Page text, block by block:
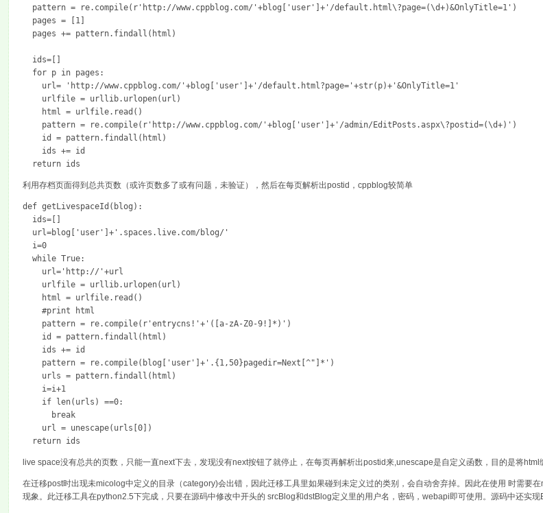
  pattern = re.compile(r'http://www.cppblog.com/'+blog['user']+'/default.html\?page=(\d+)&OnlyTitle=1')
  pages = [1]
  pages += pattern.findall(html)
  ids=[]
  for p in pages:
    url= 'http://www.cppblog.com/'+blog['user']+'/default.html?page='+str(p)+'&OnlyTitle=1'
    urlfile = urllib.urlopen(url)
    html = urlfile.read()
    pattern = re.compile(r'http://www.cppblog.com/'+blog['user']+'/admin/EditPosts.aspx\?postid=(\d+)')
    id = pattern.findall(html)
    ids += id
  return ids
利用存档页面得到总共页数（或许页数多了或有问题，未验证），然后在每页解析出postid，cppblog较简单
def getLivespaceId(blog):
  ids=[]
  url=blog['user']+'.spaces.live.com/blog/'
  i=0
  while True:
    url='http://'+url
    urlfile = urllib.urlopen(url)
    html = urlfile.read()
    #print html
    pattern = re.compile(r'entrycns!'+'([a-zA-Z0-9!]*)')
    id = pattern.findall(html)
    ids += id
    pattern = re.compile(blog['user']+'.{1,50}pagedir=Next[^"]*')
    urls = pattern.findall(html)
    i=i+1
    if len(urls) ==0:
      break
    url = unescape(urls[0])
  return ids
live space没有总共的页数，只能一直next下去，发现没有next按钮了就停止，在每页再解析出postid来,unescape是自定义函数，目的是将html
在迁移post时出现未micolog中定义的目录（category)会出错，因此迁移工具里如果碰到未定义过的类别，会自动舍弃掉。因此在使用 时需要
现象。此迁移工具在python2.5下完成，只要在源码中修改中开头的 srcBlog和dstBlog定义里的用户名，密码，webapi即可使用。源码中还实现